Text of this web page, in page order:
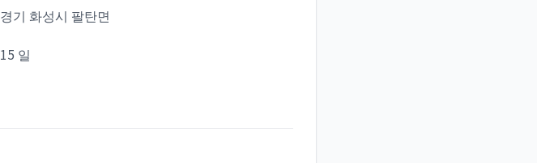
경기 화성시 팔탄면
15 일